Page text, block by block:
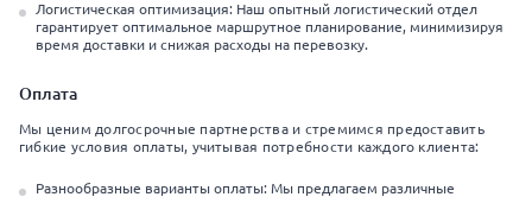
Логистическая оптимизация: Наш опытный логистический отдел
гарантирует оптимальное маршрутное планирование, минимизируя
время доставки и снижая расходы на перевозку.
Оплата
Мы ценим долгосрочные партнерства и стремимся предоставить
гибкие условия оплаты, учитывая потребности каждого клиента:
Разнообразные варианты оплаты: Мы предлагаем различные